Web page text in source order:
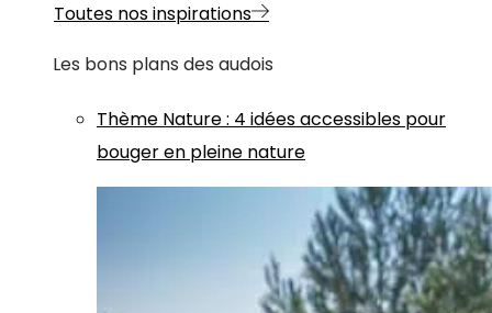
Toutes nos inspirations
Les bons plans des audois
Thème Nature: 4 idées accessibles pour
bouger en pleine nature